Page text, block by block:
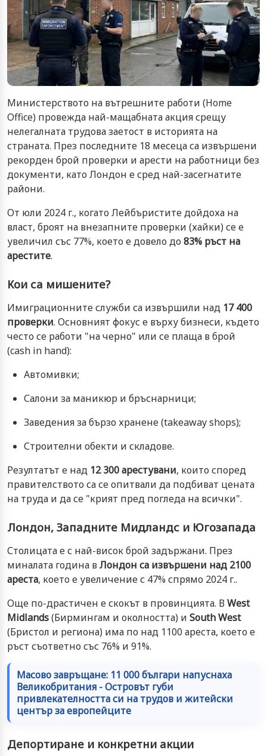
Министерството на вътрешните работи (Home
Office) провежда най-мащабната акция срещу
нелегалната трудова заетост в историята на
страната. През последните 18 месеца са извършени
рекорден брой проверки и арести на работници без
документи, като Лондон е сред най-засегнатите
райони.
От юли 2024 г., когато Лейбъристите дойдоха на
власт, броят на внезапните проверки (хайки) се е
увеличил със 77%, което е довело до83% ръст на
арестите.
Кои са мишените?
Имиграционните служби са извършили над 17 400
проверки. Основният фокус е върху бизнеси, където
често се работи "на черно" или се плаща в брой
(cash in hand):
Автомивки;
Салони за маникюр и бръснарници;
Заведения за бързо хранене (takeaway shops);
Строителни обекти и складове.
Резултатът е над 12 300 арестувани, които според
правителството са се опитвали да подбиват цената
на труда и да се "крият пред погледа на всички".
Лондон, Западните Мидландс и Югозапада
Столицата е с най-висок брой задържани. През
миналата година вЛондон са извършени над 2100
ареста, което е увеличение с 47% спрямо 2024 г..
Още по-драстичен е скокът в провинцията. ВWest
Midlands(Бирмингам и околността) и South West
(Бристол и региона) има по над 1100 ареста, което е
ръст съответно със 76% и 91%.
Масово завръщане: 11 000 българи напуснаха
Великобритания - Островът губи
привлекателността си на трудов и житейски
център за европейците
Депортиране и конкретни акции